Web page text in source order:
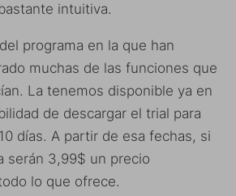
intuitiva.
programa en la que han
muchas de las funciones que
La tenemos disponible ya en
de descargar el trial para
días. A partir de esa fechas, si
serán 3,99$ un precio
lo que ofrece.